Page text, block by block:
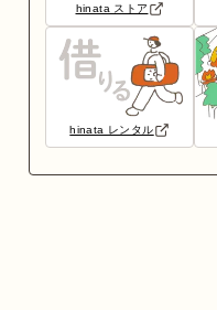
hinata ストア
hinata レンタル